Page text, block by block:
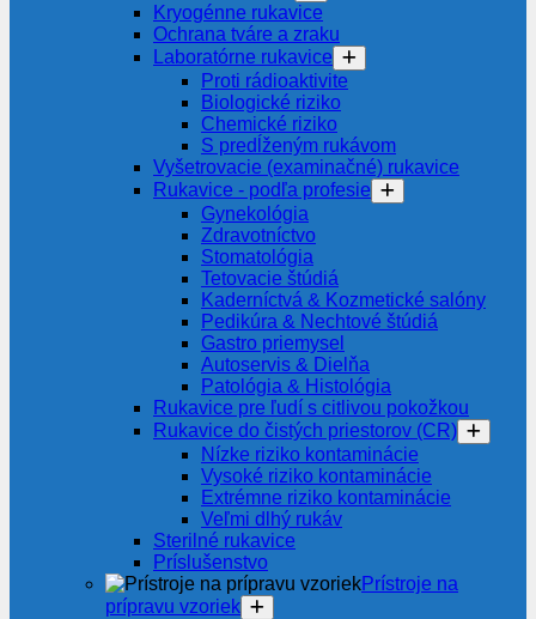
Kryogénne rukavice
Ochrana tváre a zraku
Laboratórne rukavice
Proti rádioaktivite
Biologické riziko
Chemické riziko
S predĺženým rukávom
Vyšetrovacie (examinačné) rukavice
Rukavice - podľa profesie
Gynekológia
Zdravotníctvo
Stomatológia
Tetovacie štúdiá
Kaderníctvá & Kozmetické salóny
Pedikúra & Nechtové štúdiá
Gastro priemysel
Autoservis & Dielňa
Patológia & Histológia
Rukavice pre ľudí s citlivou pokožkou
Rukavice do čistých priestorov (CR)
Nízke riziko kontaminácie
Vysoké riziko kontaminácie
Extrémne riziko kontaminácie
Veľmi dlhý rukáv
Sterilné rukavice
Príslušenstvo
Prístroje na
prípravu vzoriek